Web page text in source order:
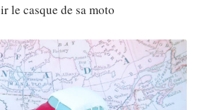
le casque de sa moto